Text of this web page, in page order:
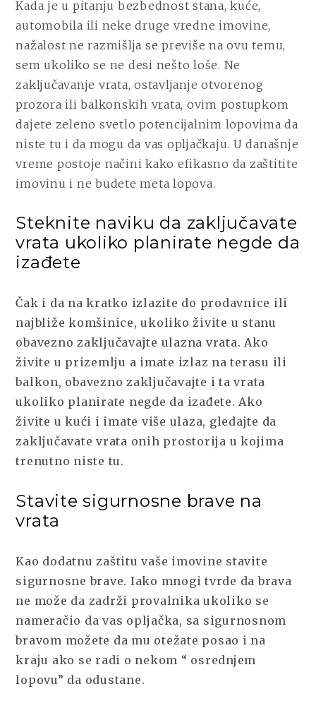
EFIKASNU
ZAŠTITU
VAŠEG
OD
PROVALNIKA
Kada je u pitanju bezbednost stana, kuće,
automobila ili neke druge vredne imovine,
nažalost ne razmišlja se previše na ovu temu,
sem ukoliko se ne desi nešto loše. Ne
zaključavanje vrata, ostavljanje otvorenog
prozora ili balkonskih vrata, ovim postupkom
dajete zeleno svetlo potencijalnim lopovima da
niste tu i da mogu da vas opljačkaju. U današnje
vreme postoje načini kako efikasno da zaštitite
imovinu i ne budete meta lopova.
Steknite naviku da zaključavate
vrata ukoliko planirate negde da
izađete
Čak i da na kratko izlazite do prodavnice ili
najbliže komšinice, ukoliko živite u stanu
obavezno zaključavajte ulazna vrata. Ako
živite u prizemlju a imate izlaz na terasu ili
balkon, obavezno zaključavajte i ta vrata
ukoliko planirate negde da izađete. Ako
živite u kući i imate više ulaza, gledajte da
zaključavate vrata onih prostorija u kojima
trenutno niste tu.
Stavite sigurnosne brave na
vrata
Kao dodatnu zaštitu vaše imovine stavite
sigurnosne brave. Iako mnogi tvrde da brava
ne može da zadrži provalnika ukoliko se
nameračio da vas opljačka, sa sigurnosnom
bravom možete da mu otežate posao i na
kraju ako se radi o nekom “ osrednjem
lopovu” da odustane.